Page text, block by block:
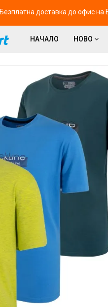
Безплатна доставка до офис на
НАЧАЛО НОВО